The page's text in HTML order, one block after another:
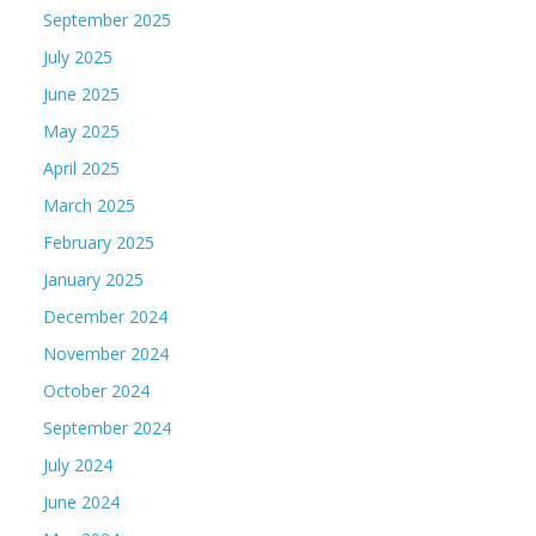
September 2025
July 2025
June 2025
May 2025
April 2025
March 2025
February 2025
January 2025
December 2024
November 2024
October 2024
September 2024
July 2024
June 2024